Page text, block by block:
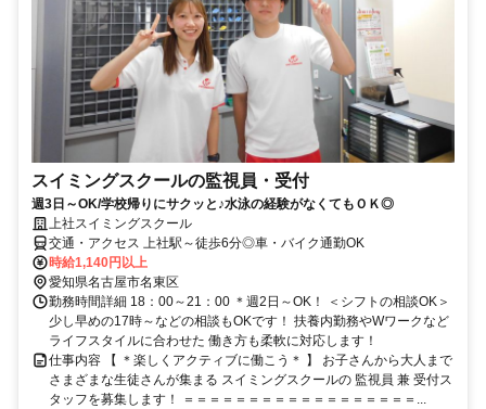
スイミングスクールの監視員・受付
週3日～OK/学校帰りにサクッと♪水泳の経験がなくてもＯＫ◎
上社スイミングスクール
交通・アクセス 上社駅～徒歩6分◎車・バイク通勤OK
時給1,140円以上
愛知県名古屋市名東区
勤務時間詳細 18：00～21：00 ＊週2日～OK！ ＜シフトの相談OK＞
少し早めの17時～などの相談もOKです！ 扶養内勤務やWワークなど
ライフスタイルに合わせた 働き方も柔軟に対応します！
仕事内容 【 ＊楽しくアクティブに働こう＊ 】 お子さんから大人まで
さまざまな生徒さんが集まる スイミングスクールの 監視員 兼 受付ス
タッフを募集します！ ＝＝＝＝＝＝＝＝＝＝＝＝＝＝＝＝＝＝...